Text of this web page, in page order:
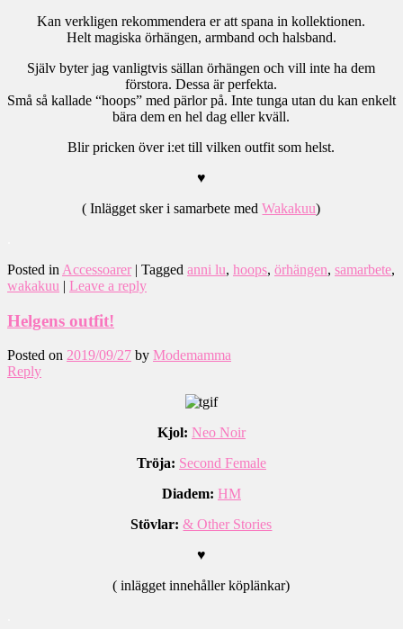
Kan verkligen rekommendera er att spana in kollektionen.
Helt magiska örhängen, armband och halsband.
Själv byter jag vanligtvis sällan örhängen och vill inte ha dem
förstora. Dessa är perfekta.
Små så kallade “hoops” med pärlor på. Inte tunga utan du kan enkelt
bära dem en hel dag eller kväll.
Blir pricken över i:et till vilken outfit som helst.
♥
( Inlägget sker i samarbete medWakakuu)
Posted in Accessoarer | Tagged anni lu, hoops, örhängen, samarbete,
wakakuu | Leave a reply
Helgens outfit!
Posted on 2019/09/27 by Modemamma
Reply
Kjol: Neo Noir
Tröja: Second Female
Diadem: HM
Stövlar: & Other Stories
♥
( inlägget innehåller köplänkar)